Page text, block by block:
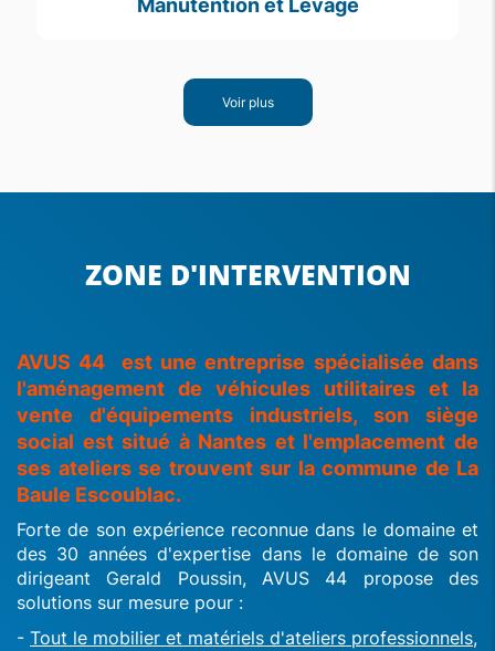
Voir plus
ZONE D'INTERVENTION
AVUS 44 est une entreprise spécialisée dans
l'aménagement de véhicules utilitaires et la
vente d'équipements industriels, son siège
social est situé à Nantes et l'emplacement de
ses ateliers se trouvent sur la commune de La
Baule Escoublac.
Forte de son expérience reconnue dans le domaine et
des 30 années d'expertise dans le domaine de son
dirigeant Gerald Poussin, AVUS 44 propose des
solutions sur mesure pour :
- Tout le mobilier et matériels d'ateliers professionnels,